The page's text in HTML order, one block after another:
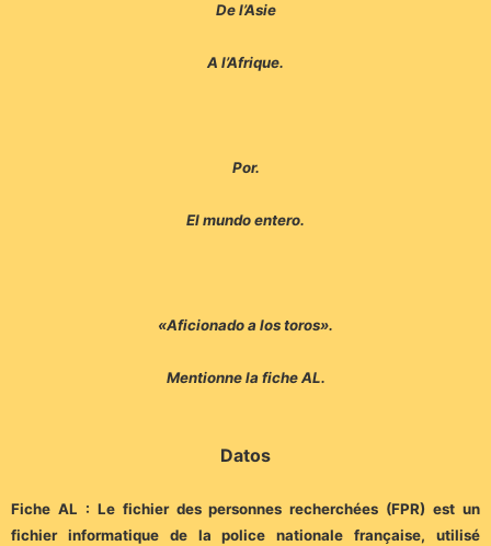
De l’Asie
A l’Afrique.
Por.
El mundo entero.
«Aficionado a los toros».
Mentionne la fiche AL.
Datos
Fiche AL : Le fichier des personnes recherchées (FPR) est un
fichier informatique de la police nationale française, utilisé